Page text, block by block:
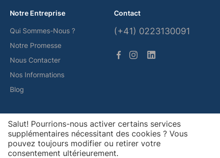
Notre Entreprise
Qui Sommes-Nous ?
Notre Promesse
Nous Contacter
Nos Informations
Blog
Contact
(+41) 0223130091
Salut! Pourrions-nous activer certains services
supplémentaires nécessitant des cookies ? Vous
pouvez toujours modifier ou retirer votre
consentement ultérieurement.